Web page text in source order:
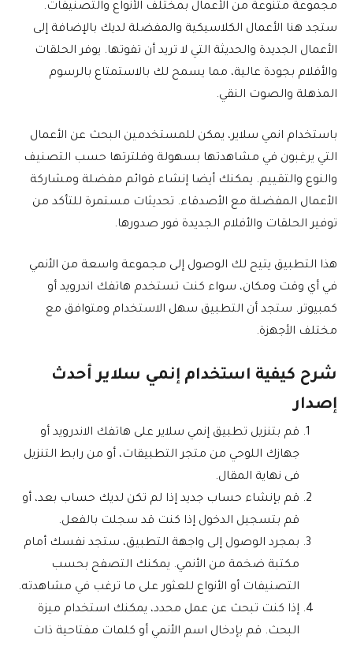
مجموعة متنوعة من الأعمال بمختلف الأنواع والتصنيفات.
ستجد هنا الأعمال الكلاسيكية والمفضلة لديك بالإضافة إلى
الأعمال الجديدة والحديثة التي لا تريد أن تفوتها. يوفر الحلقات
والأفلام بجودة عالية، مما يسمح لك بالاستمتاع بالرسوم
المذهلة والصوت النقي.
باستخدام انمي سلاير، يمكن للمستخدمين البحث عن الأعمال
التي يرغبون في مشاهدتها بسهولة وفلترتها حسب التصنيف
والنوع والتقييم. يمكنك أيضا إنشاء قوائم مفضلة ومشاركة
الأعمال المفضلة مع الأصدقاء. تحديثات مستمرة للتأكد من
توفير الحلقات والأفلام الجديدة فور صدورها.
هذا التطبيق يتيح لك الوصول إلى مجموعة واسعة من الأنمي
في أي وقت ومكان، سواء كنت تستخدم هاتفك اندرويد أو
كمبيوتر. ستجد أن التطبيق سهل الاستخدام ومتوافق مع
مختلف الأجهزة.
شرح كيفية استخدام إنمي سلاير أحدث
إصدار
قم بتنزيل تطبيق إنمي سلاير على هاتفك الاندرويد أو
جهازك اللوحي من متجر التطبيقات، أو من رابط التنزيل
فى نهاية المقال.
قم بإنشاء حساب جديد إذا لم تكن لديك حساب بعد، أو
قم بتسجيل الدخول إذا كنت قد سجلت بالفعل.
بمجرد الوصول إلى واجهة التطبيق، ستجد نفسك أمام
مكتبة ضخمة من الأنمي. يمكنك التصفح بحسب
التصنيفات أو الأنواع للعثور على ما ترغب في مشاهدته.
إذا كنت تبحث عن عمل محدد، يمكنك استخدام ميزة
البحث. قم بإدخال اسم الأنمي أو كلمات مفتاحية ذات